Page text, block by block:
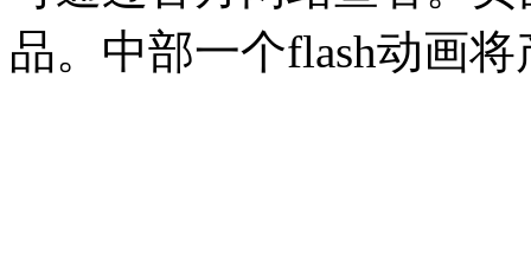
品。中部一个flash动画